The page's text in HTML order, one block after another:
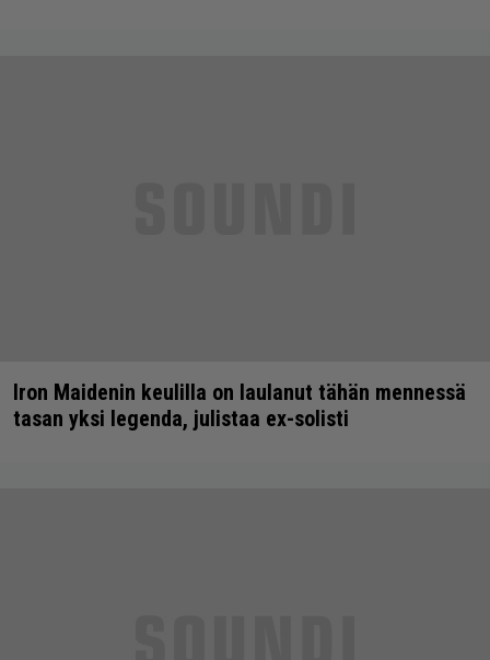
Iron Maidenin keulilla on laulanut tähän mennessä
tasan yksi legenda, julistaa ex-solisti